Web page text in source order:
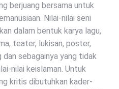
berjuang bersama untuk
Nilai-nilai seni
dalam bentuk karya lagu,
teater, lukisan, poster,
dan sebagainya yang tidak
nilai keislaman. Untuk
kritis dibutuhkan kader-